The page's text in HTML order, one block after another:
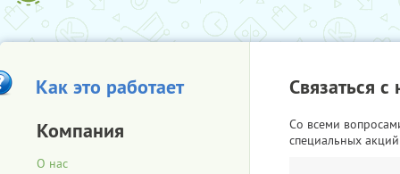
Как это работает
Компания
О нас
Связаться с
Со всеми
специальных